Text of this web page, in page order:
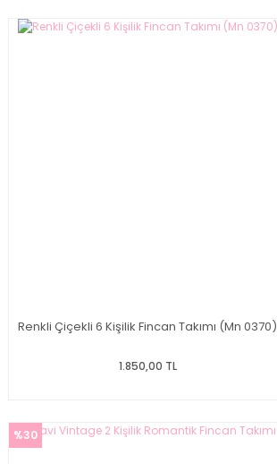
Renkli Çiçekli 6 Kişilik Fincan Takımı (Mn 0370)
1.850,00 TL
%30